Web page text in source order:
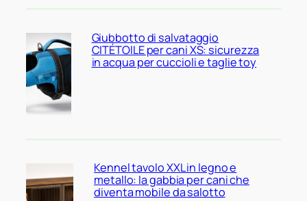
Giubbotto di salvataggio
CITÉTOILE per cani XS: sicurezza
in acqua per cuccioli e taglie toy
Kennel tavolo XXL in legno e
metallo: la gabbia per cani che
diventa mobile da salotto